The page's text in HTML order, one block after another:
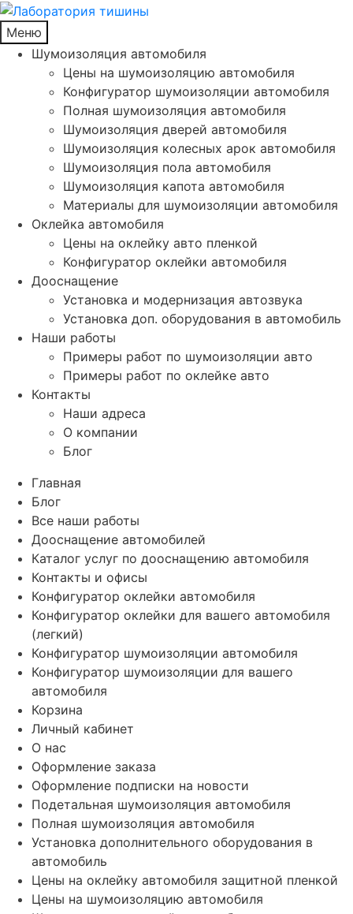
Меню
Шумоизоляция автомобиля
Цены на шумоизоляцию автомобиля
Конфигуратор шумоизоляции автомобиля
Полная шумоизоляция автомобиля
Шумоизоляция дверей автомобиля
Шумоизоляция колесных арок автомобиля
Шумоизоляция пола автомобиля
Шумоизоляция капота автомобиля
Материалы для шумоизоляции автомобиля
Оклейка автомобиля
Цены на оклейку авто пленкой
Конфигуратор оклейки автомобиля
Дооснащение
Установка и модернизация автозвука
Установка доп. оборудования в автомобиль
Наши работы
Примеры работ по шумоизоляции авто
Примеры работ по оклейке авто
Контакты
Наши адреса
О компании
Блог
Главная
Блог
Все наши работы
Дооснащение автомобилей
Каталог услуг по дооснащению автомобиля
Контакты и офисы
Конфигуратор оклейки автомобиля
Конфигуратор оклейки для вашего автомобиля
(легкий)
Конфигуратор шумоизоляции автомобиля
Конфигуратор шумоизоляции для вашего
автомобиля
Корзина
Личный кабинет
О нас
Оформление заказа
Оформление подписки на новости
Подетальная шумоизоляция автомобиля
Полная шумоизоляция автомобиля
Установка дополнительного оборудования в
автомобиль
Цены на оклейку автомобиля защитной пленкой
Цены на шумоизоляцию автомобиля